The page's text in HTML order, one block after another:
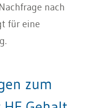
nach
für eine
zum